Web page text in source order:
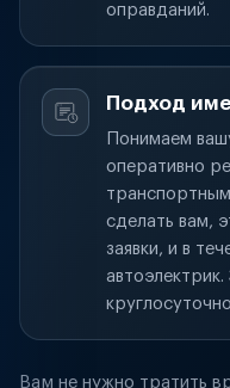
оправданий.
Подход
Понимаем
оперативно
сделать вам,
заявки, и в
Вам не нужно тратить